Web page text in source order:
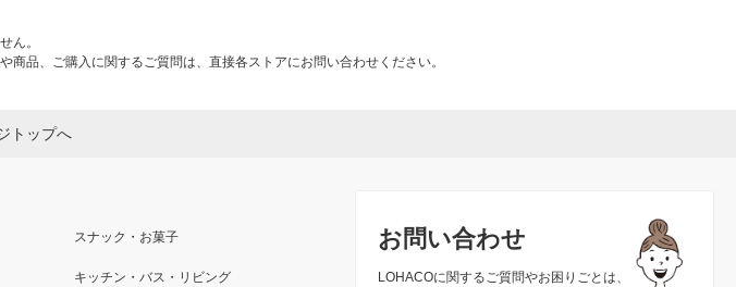
ん。
品、ご購入に関するご質問は、直接各ストアにお問い合わせください。
トップへ
お問い合わせ
LOHACOに関するご質問やお困りごとは、
スナック・お菓子
キッチン・バス・リビング